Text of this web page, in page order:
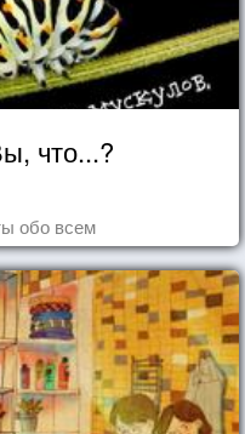
что...?
обо всем